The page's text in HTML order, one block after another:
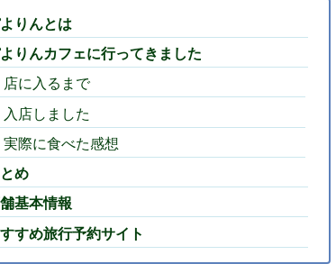
りんとは
りんカフェに行ってきました
店に入るまで
入店しました
実際に食べた感想
め
基本情報
すめ旅行予約サイト